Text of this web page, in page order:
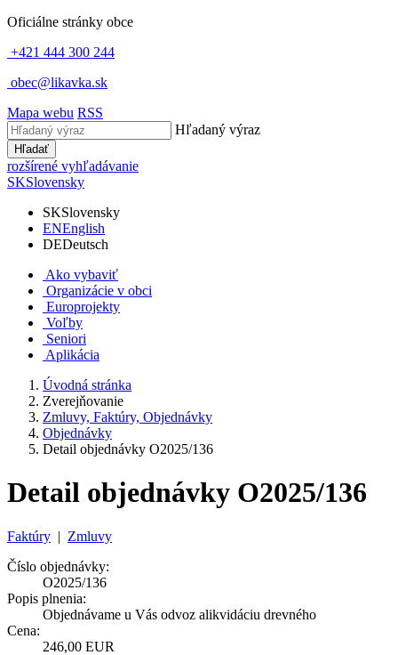
Oficiálne stránky obce
+421 444 300 244
obec@likavka.sk
Mapa webu RSS
Hľadaný výraz
Hľadať
rozšírené vyhľadávanie
SKSlovensky
SKSlovensky
ENEnglish
DEDeutsch
Ako vybaviť
Organizácie v obci
Europrojekty
Voľby
Seniori
Aplikácia
Úvodná stránka
Zverejňovanie
Zmluvy, Faktúry, Objednávky
Objednávky
Detail objednávky O2025/136
Detail objednávky O2025/136
Faktúry | Zmluvy
Číslo objednávky:
O2025/136
Popis plnenia:
Objednávame u Vás odvoz alikvidáciu drevného
Cena:
246,00 EUR